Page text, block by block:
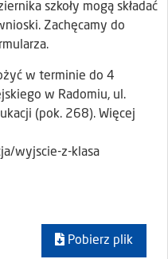
szkoły mogą składać
Zachęcamy do
w terminie do 4
w Radomiu, ul.
(pok. 268). Więcej
wyjscie-z-klasa
Pobierz plik